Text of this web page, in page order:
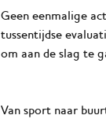
Geen eenmalige
tussentijdse
om aan de slag te
Van sport naar